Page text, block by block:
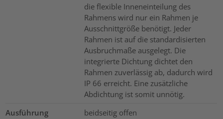
die flexible Inneneinteilung des
Rahmens wird nur ein Rahmen je
Ausschnittgröße benötigt. Jeder
Rahmen ist auf die standardisierten
Ausbruchmaße ausgelegt. Die
integrierte Dichtung dichtet den
Rahmen zuverlässig ab, dadurch wird
IP 66 erreicht. Eine zusätzliche
Abdichtung ist somit unnötig.
Ausführung
beidseitig offen